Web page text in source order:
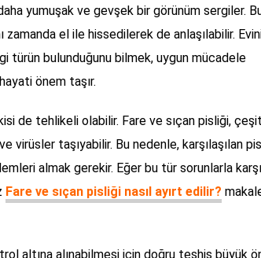
yumuşak ve gevşek bir görünüm sergiler.
zamanda el ile hissedilerek de anlaşılabilir.
türün bulunduğunu bilmek, uygun mücadele
önem taşır.
de tehlikeli olabilir. Fare ve sıçan pisliği,
virüsler taşıyabilir. Bu nedenle, karşılaşılan
almak gerekir. Eğer bu tür sorunlarla
Fare ve sıçan pisliği nasıl ayırt edilir?
altına alınabilmesi için doğru teşhis büyük